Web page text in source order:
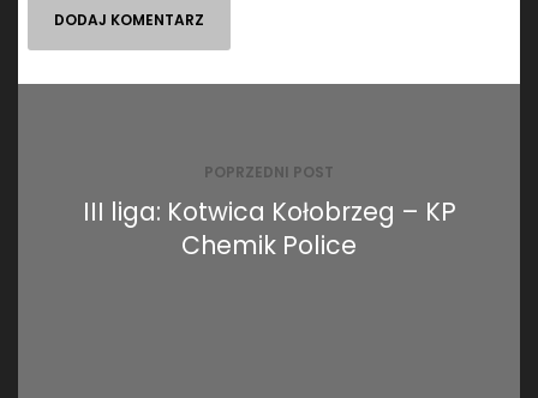
POPRZEDNI POST
III liga: Kotwica Kołobrzeg – KP
Chemik Police